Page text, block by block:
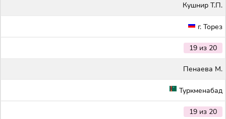
Кушнир Т.П.
г. Торез
19 из 20
Пенаева М.
Туркменабад
19 из 20